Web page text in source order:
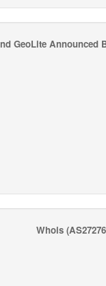
GeoLite Announced
Whois